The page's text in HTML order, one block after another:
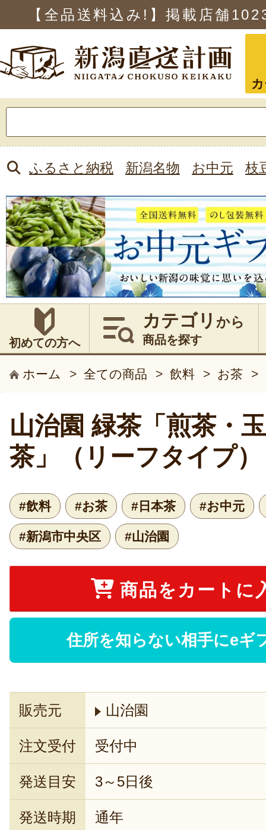
【全品送料込み!】掲載店舗
索:
ふるさと納税 新潟名物 お中元 枝
初めての方へ
カテゴリ から
商品を探す
ホーム > 全ての商品 > 飲料 > お茶 >
山治園 緑茶「煎茶・
茶」（リーフタイプ）
#飲料 #お茶 #日本茶 #お中元
#新潟市中央区 #山治園
商品をカートに
住所を知らない相手にeギ
販売元 山治園
注文受付 受付中
発送目安 3～5日後
発送時期 通年